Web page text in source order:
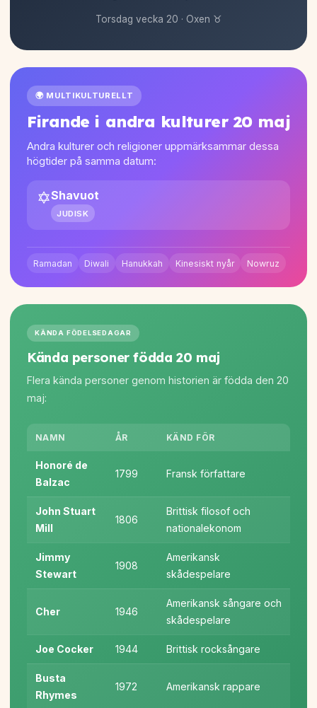
Torsdag vecka 20 · Oxen ♉
🌍 MULTIKULTURELLT
Firande i andra kulturer 20 maj
Andra kulturer och religioner uppmärksammar dessa
högtider på samma datum:
✡️Shavuot
JUDISK
Ramadan Diwali Hanukkah Kinesiskt nyår Nowruz
KÄNDA FÖDELSEDAGAR
Kända personer födda 20 maj
Flera kända personer genom historien är födda den 20
maj:
NAMN ÅR KÄND FÖR
Honoré de
Balzac
1799 Fransk författare
John Stuart
Mill
1806
Brittisk filosof och
nationalekonom
Jimmy
Stewart
1908
Amerikansk
skådespelare
Cher 1946
Amerikansk sångare och
skådespelare
Joe Cocker 1944 Brittisk rocksångare
Busta
Rhymes
1972 Amerikansk rappare